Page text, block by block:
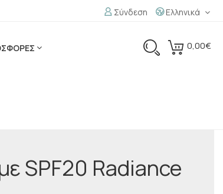
Σύνδεση Ελληνικά
0,00€
SPF20 Radiance